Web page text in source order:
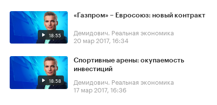
18:55
«Газпром» – Евросоюз: новый контракт
Демидович. Реальная экономика
20 мар 2017, 16:34
18:58
Спортивные арены: окупаемость
инвестиций
Демидович. Реальная экономика
17 мар 2017, 16:36